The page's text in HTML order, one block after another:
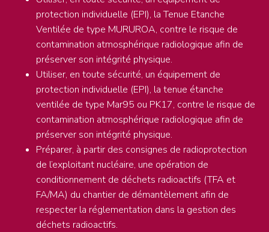
protection individuelle (EPI), la Tenue Etanche
Ventilée de type MURUROA, contre le risque de
contamination atmosphérique radiologique afin de
préserver son intégrité physique.
Utiliser, en toute sécurité, un équipement de
protection individuelle (EPI), la tenue étanche
ventilée de type Mar95 ou PK17, contre le risque de
contamination atmosphérique radiologique afin de
préserver son intégrité physique.
Préparer, à partir des consignes de radioprotection
de l’exploitant nucléaire, une opération de
conditionnement de déchets radioactifs (TFA et
FA/MA) du chantier de démantèlement afin de
respecter la réglementation dans la gestion des
déchets radioactifs.